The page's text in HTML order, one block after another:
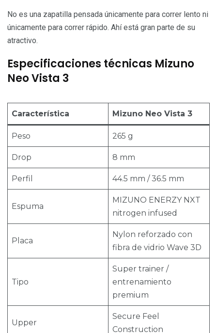
No es una zapatilla pensada únicamente para correr lento ni
únicamente para correr rápido. Ahí está gran parte de su
atractivo.
Especificaciones técnicas Mizuno
Neo Vista 3
Característica Mizuno Neo Vista 3
Peso 265 g
Drop 8 mm
Perfil 44.5 mm / 36.5 mm
Espuma
MIZUNO ENERZY NXT
nitrogen infused
Placa
Nylon reforzado con
fibra de vidrio Wave 3D
Tipo
Super trainer /
entrenamiento
premium
Upper
Secure Feel
Construction